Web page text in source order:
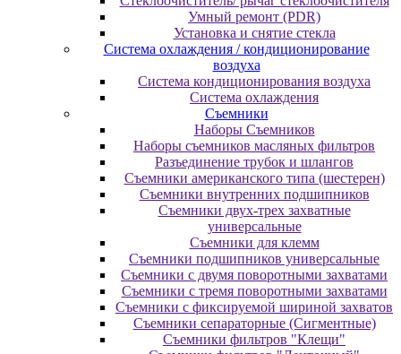
Умный ремонт (PDR)
Установка и снятие стекла
Система охлаждения / кондиционирование
воздуха
Система кондиционирования воздуха
Система охлаждения
Съемники
Наборы Съемников
Наборы съемников масляных фильтров
Разъединение трубок и шлангов
Съемники американского типа (шестерен)
Съемники внутренних подшипников
Съемники двух-трех захватные
универсальные
Съемники для клемм
Съемники подшипников универсальные
Съемники с двумя поворотными захватами
Съемники с тремя поворотными захватами
Съемники с фиксируемой шириной захватов
Съемники сепараторные (Сигментные)
Съемники фильтров "Клещи"